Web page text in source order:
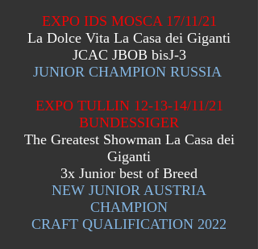
EXPO IDS MOSCA 17/11/21
La Dolce Vita La Casa dei Giganti
JCAC JBOB bisJ-3
JUNIOR CHAMPION RUSSIA
EXPO TULLIN 12-13-14/11/21
BUNDESSIGER
The Greatest Showman La Casa dei
Giganti
3x Junior best of Breed
NEW JUNIOR AUSTRIA
CHAMPION
CRAFT QUALIFICATION 2022